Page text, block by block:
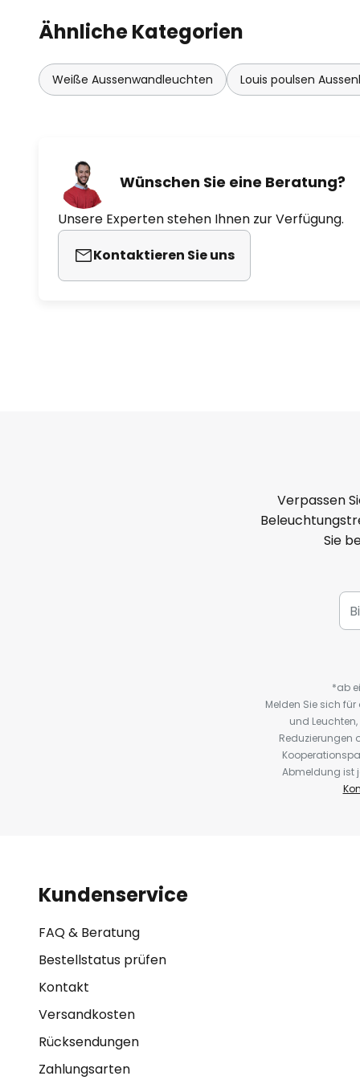
Studio. Er entwickelt innovative
Experimentieren zeigen,
Stühle Orchid, Riple und Light
in aller Welt ausgestellt und
Designpreis von Bo Bedre
Bolig Magasinet ausgezeichnet.
Die seit dem Jahr 1874
hat sich den skandinavischen
Funktion" zu Eigen gemacht
Produktangebot nach
Ähnliche Kategorien
Weiße Aussenwandleuchten Louis poulsen
Wünschen Sie eine Beratung?
Unsere Experten stehen Ihnen zur Verfügung.
Kontaktieren Sie uns
Verpassen
Sie
*ab
Melden Sie sich
und
Reduzierungen
Abmeldung ist
Kundenservice
FAQ & Beratung
Bestellstatus prüfen
Kontakt
Versandkosten
Rücksendungen
Zahlungsarten